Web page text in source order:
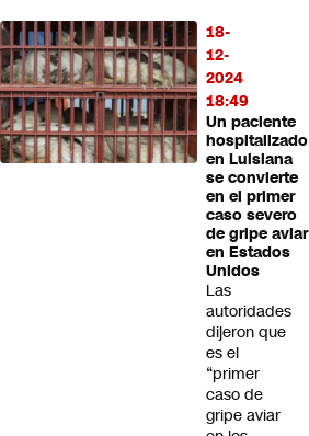
18-
12-
2024
18:49
Un paciente
hospitalizado
en Luisiana
se convierte
en el primer
caso severo
de gripe aviar
en Estados
Unidos
Las
autoridades
dijeron que
es el
“primer
caso de
gripe aviar